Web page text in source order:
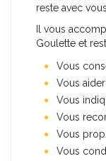
reste avec
Il vous
Goulette et
Vous
Vous
Vous
Vous
Vous
Vous